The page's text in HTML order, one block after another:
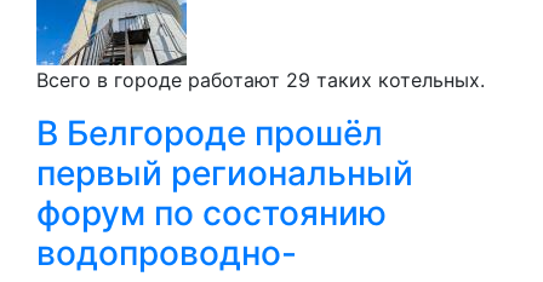
Всего в городе работают 29 таких котельных.
В Белгороде прошёл
первый региональный
форум по состоянию
водопроводно-